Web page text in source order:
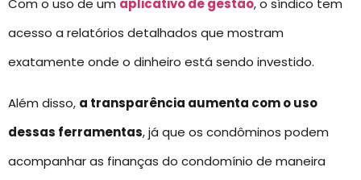
Com o uso de um aplicativo de gestão, o síndico tem
acesso a relatórios detalhados que mostram
exatamente onde o dinheiro está sendo investido.
Além disso, a transparência aumenta com o uso
dessas ferramentas, já que os condôminos podem
acompanhar as finanças do condomínio de maneira